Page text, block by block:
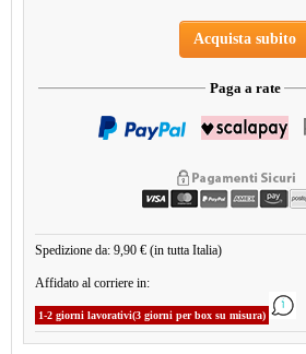
Acquista subito
Paga a rate
Spedizione da: 9,90 € (in tutta Italia)
Affidato al corriere in:
1-2 giorni lavorativi(3 giorni per box su misura)